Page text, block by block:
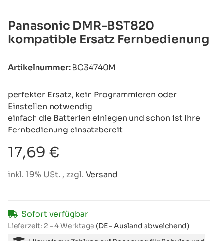
Panasonic DMR-BST820
kompatible Ersatz Fernbedienung
Artikelnummer:BC34740M
perfekter Ersatz, kein Programmieren oder
Einstellen notwendig
einfach die Batterien einlegen und schon ist Ihre
Fernbedienung einsatzbereit
17,69 €
inkl. 19% USt. , zzgl. Versand
Sofort verfügbar
Lieferzeit: 2 - 4 Werktage (DE - Ausland abweichend)